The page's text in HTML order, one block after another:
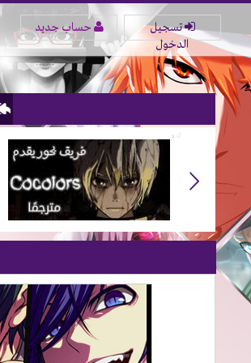
تسجيل
الدخول
حساب جديد